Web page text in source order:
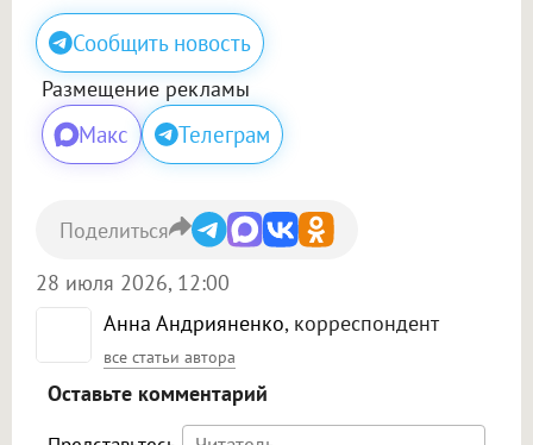
Сообщить новость
Размещение рекламы
Макс Телеграм
Анна Андрияненко, корреспондент
все статьи автора
28 июля 2026, 12:00
Поделиться
Оставьте комментарий